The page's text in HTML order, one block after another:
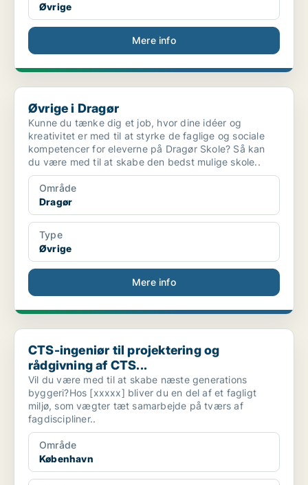
Øvrige
Mere info
Øvrige i Dragør
Øvrige i Dragør
Kunne du tænke dig et job, hvor dine idéer og
kreativitet er med til at styrke de faglige og sociale
kompetencer for eleverne på Dragør Skole? Så kan
du være med til at skabe den bedst mulige skole..
Område
Dragør
Type
Øvrige
Mere info
CTS-ingeniør til projektering og rådgivning af CTS...
CTS-ingeniør til projektering og
rådgivning af CTS...
Vil du være med til at skabe næste generations
byggeri?Hos [xxxxx] bliver du en del af et fagligt
miljø, som vægter tæt samarbejde på tværs af
fagdiscipliner..
Område
København